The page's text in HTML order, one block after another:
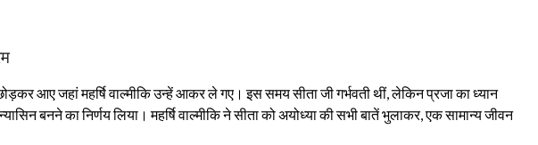
आए जहां महर्षि वाल्मीकि उन्हें आकर ले गए। इस समय सीता जी गर्भवती थीं, लेकिन प्रजा का ध्यान
बनने का निर्णय लिया। महर्षि वाल्मीकि ने सीता को अयोध्या की सभी बातें भुलाकर, एक सामान्य जीवन